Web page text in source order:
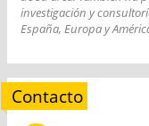
investigación y
España, Europa y
Contacto